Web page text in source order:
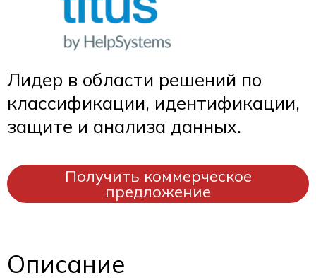
Лидер в области решений по
классификации, идентификации,
защите и анализа данных.
Получить коммерческое
предложение
Описание